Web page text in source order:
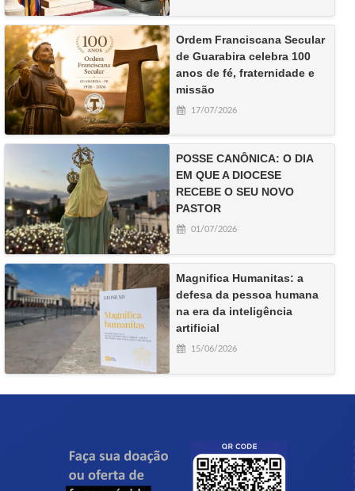
Ordem Franciscana Secular
de Guarabira celebra 100
anos de fé, fraternidade e
missão
17/07/2026
POSSE CANÔNICA: O DIA
EM QUE A DIOCESE
RECEBE O SEU NOVO
PASTOR
01/07/2026
Magnifica Humanitas: a
defesa da pessoa humana
na era da inteligência
artificial
15/06/2026